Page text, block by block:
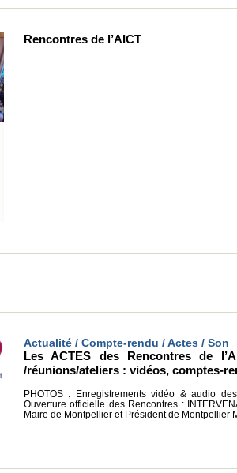
Rencontres de l’AICT
Actualité / Compte-rendu / Actes / Son
Les ACTES des Rencontres de
/réunions/ateliers : vidéos, comptes-
PHOTOS : Enregistrements vidéo & audio
Ouverture officielle des Rencontres :
Maire de Montpellier et Président de Montpellier